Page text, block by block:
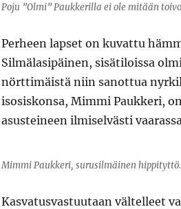
Poju ”Olmi” Paukkerilla ei ole mitään
Perheen lapset on kuvattu
Silmälasipäinen, sisätiloissa
nörttimäistä niin sanottua
isosiskonsa, Mimmi Paukkeri,
asusteineen ilmiselvästi
Mimmi Paukkeri, surusilmäinen hippityttö.
Kasvatusvastuutaan vältelleet